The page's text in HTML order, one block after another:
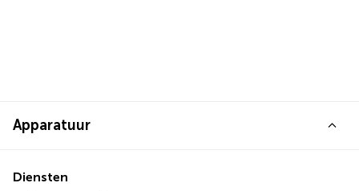
Apparatuur
Diensten